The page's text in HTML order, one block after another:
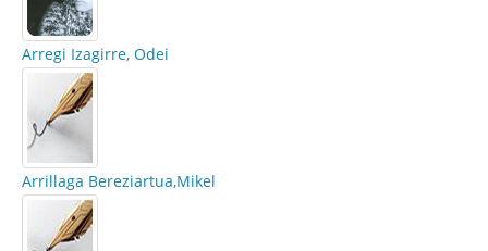
Arregi Izagirre, Odei
Arrillaga Bereziartua,Mikel